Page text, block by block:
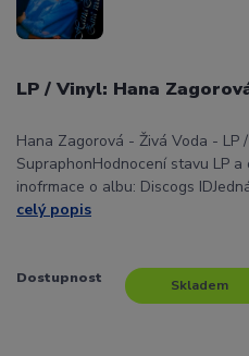
LP / Vinyl: Hana
Hana Zagorová - Živá Voda - LP
SupraphonHodnocení stavu LP
inofrmace o albu: Discogs
celý popis
Dostupnost Skladem